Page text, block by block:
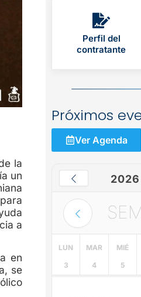
la
un
a
en
se
Perfil del
contratante
Próximos
Ver Agenda
2026
LUN
3
MAR
4
MIÉ
5